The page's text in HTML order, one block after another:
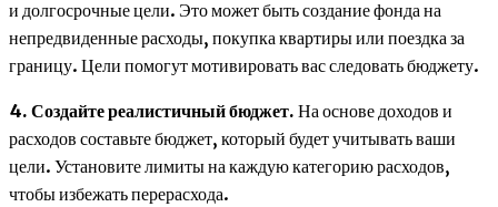
и долгосрочные цели. Это может быть создание фонда на
непредвиденные расходы, покупка квартиры или поездка за
границу. Цели помогут мотивировать вас следовать бюджету.
4. Создайте реалистичный бюджет. На основе доходов и
расходов составьте бюджет, который будет учитывать ваши
цели. Установите лимиты на каждую категорию расходов,
чтобы избежать перерасхода.